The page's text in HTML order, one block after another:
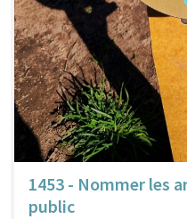
1453 - Nommer les
public